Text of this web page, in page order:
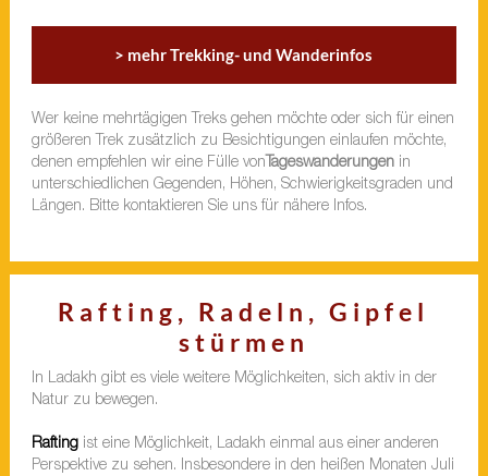
> mehr Trekking- und Wanderinfos
Wer keine mehrtägigen Treks gehen möchte oder sich für einen
größeren Trek zusätzlich zu Besichtigungen einlaufen möchte,
denen empfehlen wir eine Fülle von Tageswanderungenin
unterschiedlichen Gegenden, Höhen, Schwierigkeitsgraden und
Längen. Bitte kontaktieren Sie uns für nähere Infos.
Rafting, Radeln, Gipfel
stürmen
In Ladakh gibt es viele weitere Möglichkeiten, sich aktiv in der
Natur zu bewegen.
Raftingist eine Möglichkeit, Ladakh einmal aus einer anderen
Perspektive zu sehen. Insbesondere in den heißen Monaten Juli